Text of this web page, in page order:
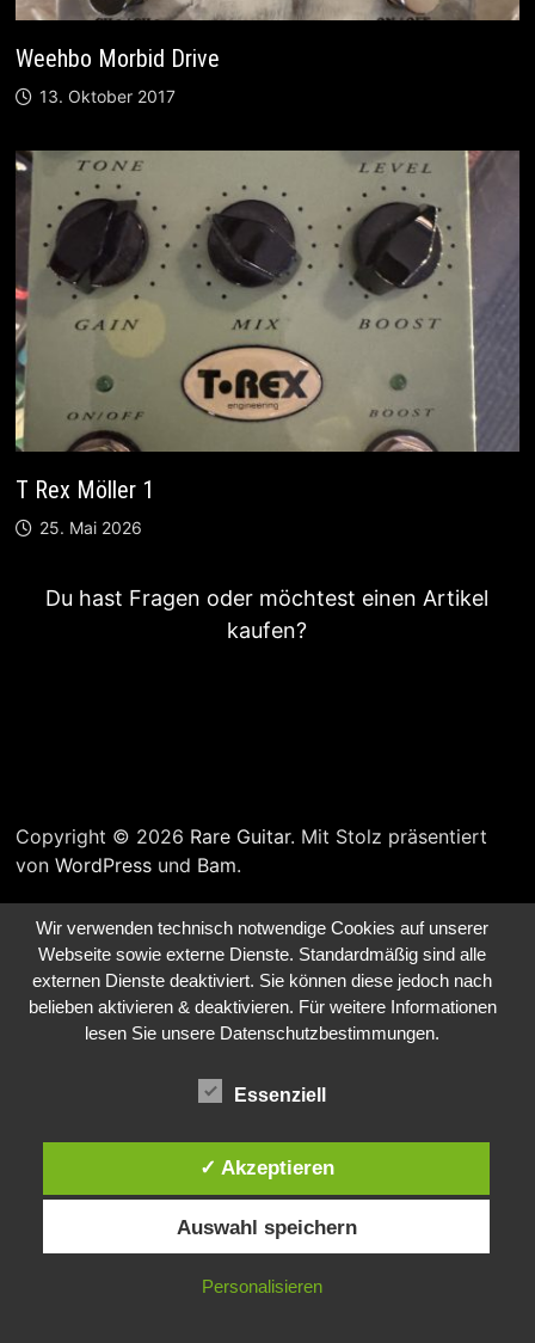
Weehbo Morbid Drive
13. Oktober 2017
T Rex Möller 1
25. Mai 2026
Du hast Fragen oder möchtest einen Artikel
kaufen?
Copyright © 2026 Rare Guitar. Mit Stolz präsentiert
von WordPressund Bam.
Wir verwenden technisch notwendige Cookies auf unserer
Webseite sowie externe Dienste. Standardmäßig sind alle
externen Dienste deaktiviert. Sie können diese jedoch nach
belieben aktivieren & deaktivieren. Für weitere Informationen
lesen Sie unsere Datenschutzbestimmungen.
Essenziell
✓ Akzeptieren
Auswahl speichern
Personalisieren